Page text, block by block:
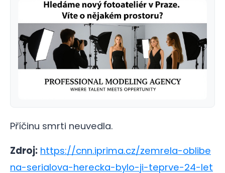
Příčinu smrti neuvedla.
Zdroj: https://cnn.iprima.cz/zemrela-oblibe
na-serialova-herecka-bylo-ji-teprve-24-let